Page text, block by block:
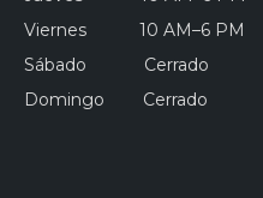
Viernes 10 AM–6 PM
Sábado Cerrado
Domingo Cerrado